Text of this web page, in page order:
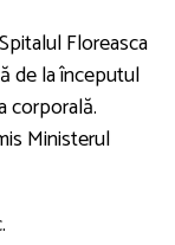
Floreasca
de la începutul
corporală.
Ministerul